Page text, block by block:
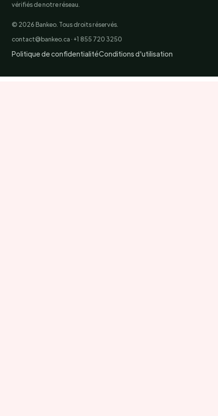
vérifiés de notre réseau.
© 2026 Bankeo. Tous droits réservés.
contact@bankeo.ca · +1 855 720 3250
Politique de confidentialitéConditions d'utilisation